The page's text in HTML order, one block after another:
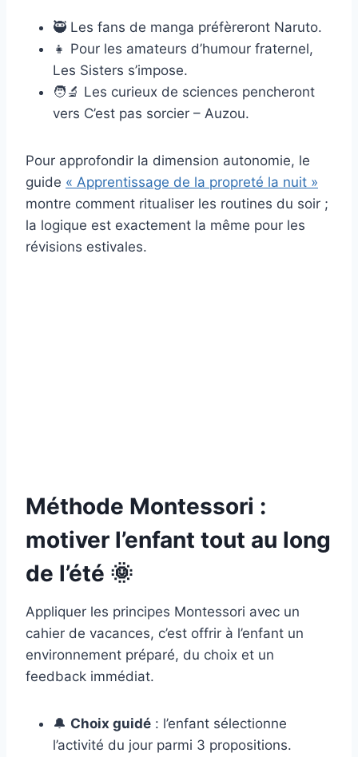
🥷 Les fans de manga préfèreront Naruto.
👧 Pour les amateurs d’humour fraternel,
Les Sisters s’impose.
🧑‍🔬 Les curieux de sciences pencheront
vers C’est pas sorcier – Auzou.
Pour approfondir la dimension autonomie, le
guide « Apprentissage de la propreté la nuit »
montre comment ritualiser les routines du soir ;
la logique est exactement la même pour les
révisions estivales.
Méthode Montessori :
motiver l’enfant tout au long
de l’été 🌞
Appliquer les principes Montessori avec un
cahier de vacances, c’est offrir à l’enfant un
environnement préparé, du choix et un
feedback immédiat.
🔔 Choix guidé : l’enfant sélectionne
l’activité du jour parmi 3 propositions.